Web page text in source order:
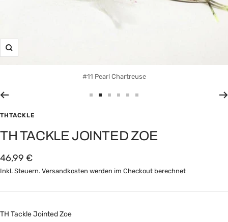
Zoom
#11 Pearl Chartreuse
gehengehengehen
gehen
gehen
gehen
THTACKLE
TH TACKLE JOINTED ZOE
Angebotspreis
46,99 €
Inkl. Steuern. Versandkosten werden im Checkout berechnet
TH Tackle Jointed Zoe